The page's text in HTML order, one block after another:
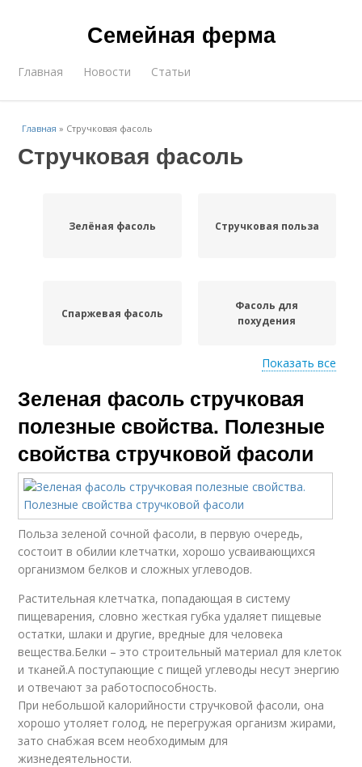
Семейная ферма
Главная Новости Статьи
Главная » Стручковая фасоль
Стручковая фасоль
Зелёная фасоль Стручковая польза
Спаржевая фасоль
Фасоль для
похудения
Фасоль при
похудении
Фасоль с яйцом
Фасоль на зиму Фасоли для женщин
Фасоль для
Фасоли для больного
Черная фасоль
Фасоли для
организма
Фасоль для женщин
Показать все
Зеленая фасоль стручковая
полезные свойства. Полезные
свойства стручковой фасоли
Польза зеленой сочной фасоли, в первую очередь,
состоит в обилии клетчатки, хорошо усваивающихся
организмом белков и сложных углеводов.
Растительная клетчатка, попадающая в систему
пищеварения, словно жесткая губка удаляет пищевые
остатки, шлаки и другие, вредные для человека
вещества.Белки – это строительный материал для клеток
и тканей.А поступающие с пищей углеводы несут энергию
и отвечают за работоспособность.
При небольшой калорийности стручковой фасоли, она
хорошо утоляет голод, не перегружая организм жирами,
зато снабжая всем необходимым для
жизнедеятельности.